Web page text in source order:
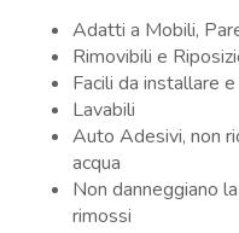
Adatti a Mobili,
Rimovibili e
Facili da installare
Lavabili
Auto Adesivi, non
acqua
Non danneggiano
rimossi